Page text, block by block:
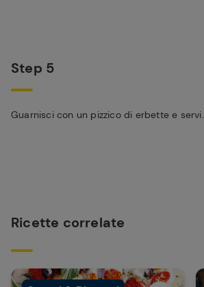
Step 5
Guarnisci con un pizzico di erbette e servi.
Ricette correlate